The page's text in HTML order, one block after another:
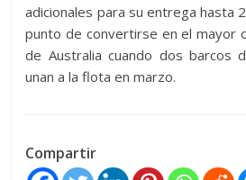
adicionales para su entrega hasta
punto de convertirse en el mayor
de Australia cuando dos barcos
unan a la flota en marzo.
Compartir